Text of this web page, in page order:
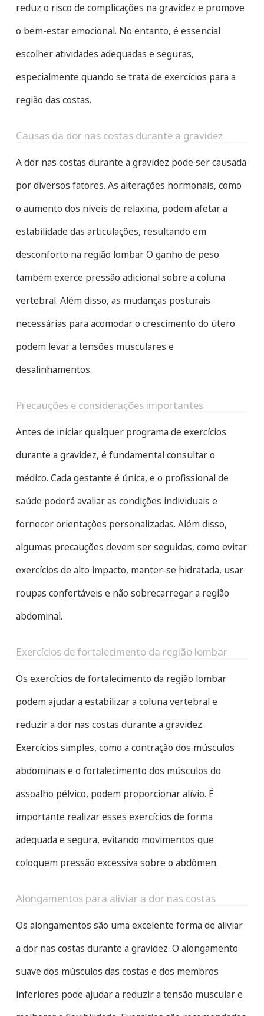
reduz o risco de complicações na gravidez e promove
o bem-estar emocional. No entanto, é essencial
escolher atividades adequadas e seguras,
especialmente quando se trata de exercícios para a
região das costas.
Causas da dor nas costas durante a gravidez
A dor nas costas durante a gravidez pode ser causada
por diversos fatores. As alterações hormonais, como
o aumento dos níveis de relaxina, podem afetar a
estabilidade das articulações, resultando em
desconforto na região lombar. O ganho de peso
também exerce pressão adicional sobre a coluna
vertebral. Além disso, as mudanças posturais
necessárias para acomodar o crescimento do útero
podem levar a tensões musculares e
desalinhamentos.
Precauções e considerações importantes
Antes de iniciar qualquer programa de exercícios
durante a gravidez, é fundamental consultar o
médico. Cada gestante é única, e o profissional de
saúde poderá avaliar as condições individuais e
fornecer orientações personalizadas. Além disso,
algumas precauções devem ser seguidas, como evitar
exercícios de alto impacto, manter-se hidratada, usar
roupas confortáveis e não sobrecarregar a região
abdominal.
Exercícios de fortalecimento da região lombar
Os exercícios de fortalecimento da região lombar
podem ajudar a estabilizar a coluna vertebral e
reduzir a dor nas costas durante a gravidez.
Exercícios simples, como a contração dos músculos
abdominais e o fortalecimento dos músculos do
assoalho pélvico, podem proporcionar alívio. É
importante realizar esses exercícios de forma
adequada e segura, evitando movimentos que
coloquem pressão excessiva sobre o abdômen.
Alongamentos para aliviar a dor nas costas
Os alongamentos são uma excelente forma de aliviar
a dor nas costas durante a gravidez. O alongamento
suave dos músculos das costas e dos membros
inferiores pode ajudar a reduzir a tensão muscular e